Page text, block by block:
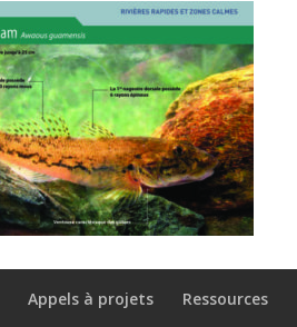
Appels à projets Ressources